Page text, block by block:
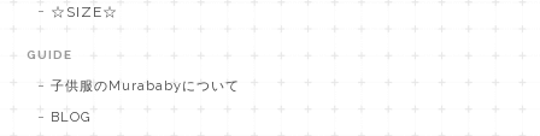
☆SIZE☆
GUIDE
子供服のMurababyについて
BLOG